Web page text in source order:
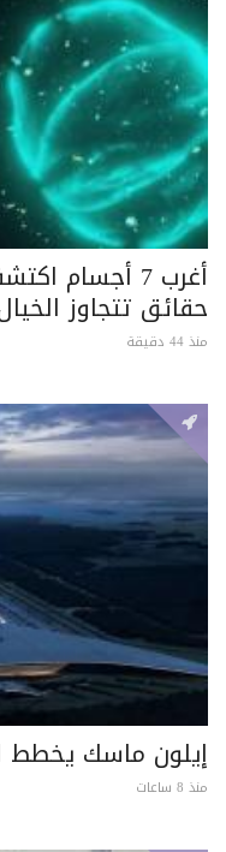
أغرب 7 أجسام
حقائق تتجاوز
منذ 44 دقيقة
إيلون ماسك
منذ 8 ساعات